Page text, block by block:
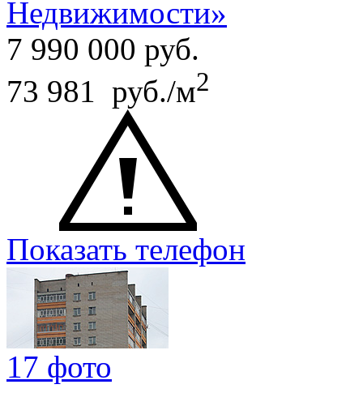
Недвижимости»
7 990 000 руб.
73 981 руб./м2
Показать телефон
17 фото